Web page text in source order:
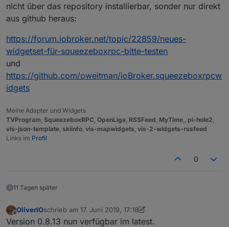
vorherige Playlist an der selben Stelle. => Das als
Feature wäre schon cool...
kopieren. Diese soll dann wiedergegeben
werden und danach wieder die vorherige
einer Sprachausgabe profitieren.
Vielleicht hast du ja eine Idee das umzusetzen.
nicht über das repository installierbar, sonder nur direkt
aus github heraus:
https://forum.iobroker.net/topic/22859/neues-
widgetset-für-squeezeboxrpc-bitte-testen
und
https://github.com/oweitman/ioBroker.squeezeboxrpcw
idgets
Meine Adapter und Widgets
TVProgram, SqueezeboxRPC, OpenLiga, RSSFeed, MyTime,, pi-hole2,
vis-json-template, skiinfo, vis-mapwidgets, vis-2-widgets-rssfeed
Links im Profil
0
11 Tagen später
Offline
OliverIOschrieb am 17. Juni 2019, 17:18
zuletzt editiert von OliverIO
Version 0.8.13 nun verfügbar im latest.